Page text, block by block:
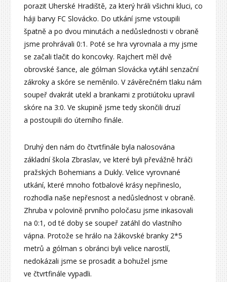
porazit Uherské Hradiště, za který hráli všichni kluci, co
háji barvy FC Slovácko. Do utkání jsme vstoupili
špatně a po dvou minutách a nedůslednosti v obraně
jsme prohrávali 0:1. Poté se hra vyrovnala a my jsme
se začali tlačit do koncovky. Rajchert měl dvě
obrovské šance, ale gólman Slovácka vytáhl senzační
zákroky a skóre se neměnilo. V závěrečném tlaku nám
soupeř dvakrát utekl a brankami z protiútoku upravil
skóre na 3:0. Ve skupině jsme tedy skončili druzí
a postoupili do úterního finále.
Druhý den nám do čtvrtfinále byla nalosována
základní škola Zbraslav, ve které byli převážně hráči
pražských Bohemians a Dukly. Velice vyrovnané
utkání, které mnoho fotbalové krásy nepřineslo,
rozhodla naše nepřesnost a nedůslednost v obraně.
Zhruba v polovině prvního poločasu jsme inkasovali
na 0:1, od té doby se soupeř zatáhl do vlastního
vápna. Protože se hrálo na žákovské branky 2*5
metrů a gólman s obránci byli velice narostlí,
nedokázali jsme se prosadit a bohužel jsme
ve čtvrtfinále vypadli.